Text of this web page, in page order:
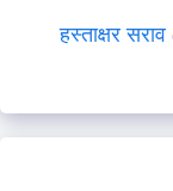
हस्ताक्षर सराव